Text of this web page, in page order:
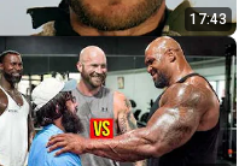
17:43